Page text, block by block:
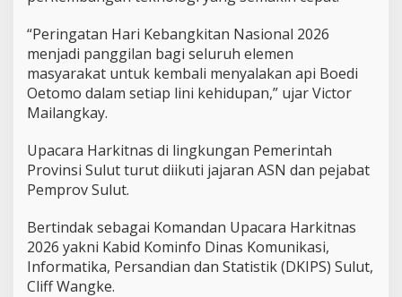
“Peringatan Hari Kebangkitan Nasional 2026
menjadi panggilan bagi seluruh elemen
masyarakat untuk kembali menyalakan api Boedi
Oetomo dalam setiap lini kehidupan,” ujar Victor
Mailangkay.
Upacara Harkitnas di lingkungan Pemerintah
Provinsi Sulut turut diikuti jajaran ASN dan pejabat
Pemprov Sulut.
Bertindak sebagai Komandan Upacara Harkitnas
2026 yakni Kabid Kominfo Dinas Komunikasi,
Informatika, Persandian dan Statistik (DKIPS) Sulut,
Cliff Wangke.